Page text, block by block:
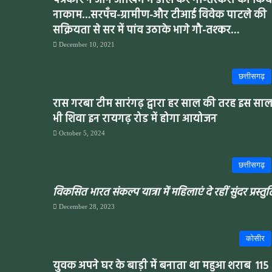
नाकाम…सरपँच-ग्रामीण-और टीआई विवेक पाटले की
सक्रियता से सर में पांव उठाके भागे गौ-तश्कर…
December 10, 2021
छत्तीसगढ़
रास गरबा टीम सारंगढ़ द्वारा हर साल की तरह इस साल
भी शिवा इन रायगढ़ रोड में होगा आयोजन
October 5, 2024
छत्तीसगढ़
विकसित भारत संकल्प यात्रा में महिलाएं दे रहीं सुंदर
December 28, 2023
कोसीर
युवक अपने घर के बाड़ी में बनाता था महुआ शराब 115